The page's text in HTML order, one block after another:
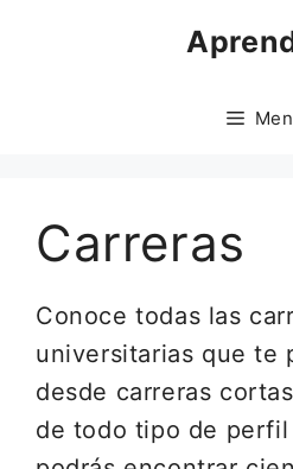
Carreras
Conoce todas las
universitarias que te
desde carreras
de todo tipo de